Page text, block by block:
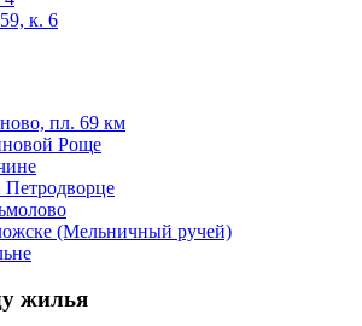
к. 6
пл. 69 км
Роще
(Мельничный ручей)
жилья